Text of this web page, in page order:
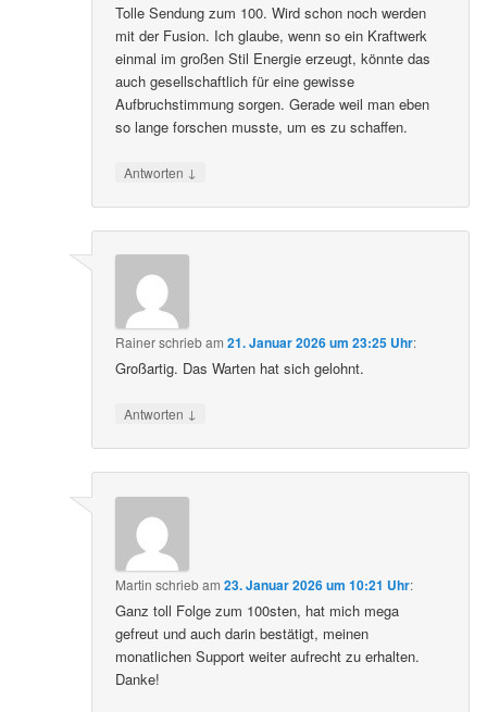
Tolle Sendung zum 100. Wird schon noch werden
mit der Fusion. Ich glaube, wenn so ein Kraftwerk
einmal im großen Stil Energie erzeugt, könnte das
auch gesellschaftlich für eine gewisse
Aufbruchstimmung sorgen. Gerade weil man eben
so lange forschen musste, um es zu schaffen.
Antworten ↓
Rainerschriebam21. Januar 2026 um 23:25 Uhr:
Großartig. Das Warten hat sich gelohnt.
Antworten ↓
Martin schriebam23. Januar 2026 um 10:21 Uhr:
Ganz toll Folge zum 100sten, hat mich mega
gefreut und auch darin bestätigt, meinen
monatlichen Support weiter aufrecht zu erhalten.
Danke!